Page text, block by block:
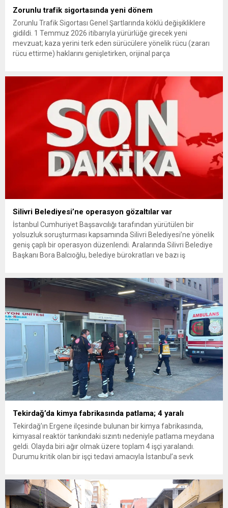
Zorunlu trafik sigortasında yeni dönem
Zorunlu Trafik Sigortası Genel Şartlarında köklü değişikliklere
gidildi. 1 Temmuz 2026 itibarıyla yürürlüğe girecek yeni
mevzuat; kaza yerini terk eden sürücülere yönelik rücu (zararı
rücu ettirme) haklarını genişletirken, orijinal parça
getiriyor. Hazine Müsteşarlığına bağlı ilgili kurumlarca...
Silivri Belediyesi’ne operasyon gözaltılar var
İstanbul Cumhuriyet Başsavcılığı tarafından yürütülen bir
yolsuzluk soruşturması kapsamında Silivri Belediyesi’ne yönelik
geniş çaplı bir operasyon düzenlendi. Aralarında Silivri Belediye
Başkanı Bora Balcıoğlu, belediye bürokratları ve bazı iş
inceleme ve arama çalışmaları devam ediyor. İstanbul’da...
Tekirdağ’da kimya fabrikasında patlama; 4 yaralı
Tekirdağ’ın Ergene ilçesinde bulunan bir kimya fabrikasında,
kimyasal reaktör tankındaki sızıntı nedeniyle patlama meydana
geldi. Olayda biri ağır olmak üzere toplam 4 işçi yaralandı.
Durumu kritik olan bir işçi tedavi amacıyla İstanbul’a sevk
ilçesine...